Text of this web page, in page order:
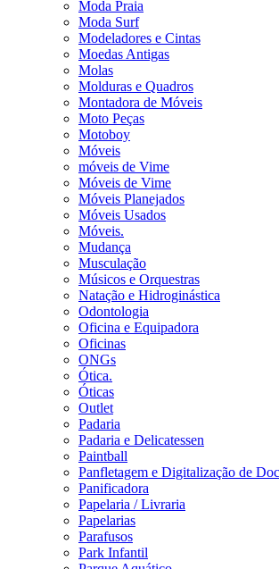
Moda Praia
Moda Surf
Modeladores e Cintas
Moedas Antigas
Molas
Molduras e Quadros
Montadora de Móveis
Moto Peças
Motoboy
Móveis
móveis de Vime
Móveis de Vime
Móveis Planejados
Móveis Usados
Móveis.
Mudança
Musculação
Músicos e Orquestras
Natação e Hidroginástica
Odontologia
Oficina e Equipadora
Oficinas
ONGs
Ótica.
Óticas
Outlet
Padaria
Padaria e Delicatessen
Paintball
Panfletagem e Digitalização de
Panificadora
Papelaria / Livraria
Papelarias
Parafusos
Park Infantil